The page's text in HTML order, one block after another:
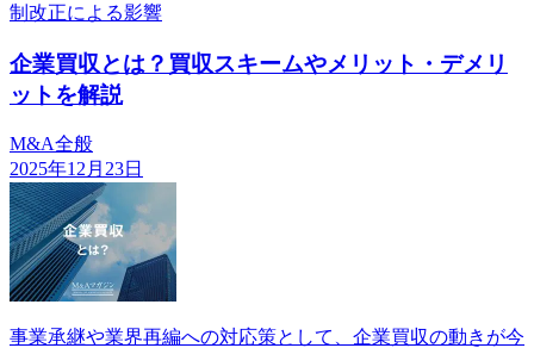
制改正による影響
企業買収とは？買収スキームやメリット・デメリ
ットを解説
M&A全般
2025年12月23日
事業承継や業界再編への対応策として、企業買収の動きが今